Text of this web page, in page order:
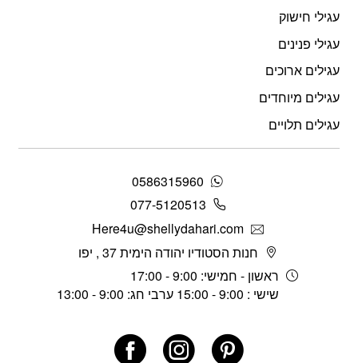
עגילי חישוק
עגילי פנינים
עגילים ארוכים
עגילים מיוחדים
עגילים תלויים
0586315960
077-5120513
Here4u@shellydahari.com
חנות הסטודיו יהודה הימית 37 , יפו
ראשון - חמישי: 9:00 - 17:00
שישי : 9:00 - 15:00 ערבי חג: 9:00 - 13:00